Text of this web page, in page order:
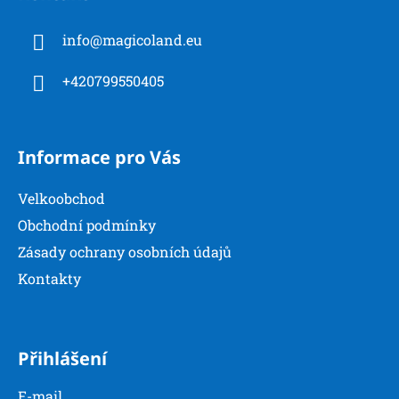
info@magicoland.eu
+420799550405
Informace pro Vás
Velkoobchod
Obchodní podmínky
Zásady ochrany osobních údajů
Kontakty
Přihlášení